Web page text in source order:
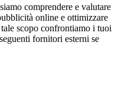
comprendere e valutare
online e ottimizzare
scopo confrontiamo i tuoi
fornitori esterni se